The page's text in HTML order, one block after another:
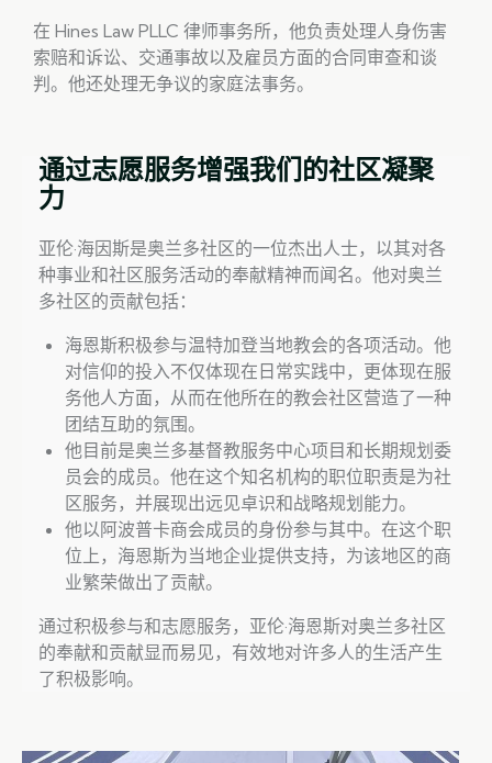
在 Hines Law PLLC 律师事务所，他负责处理人身伤害
索赔和诉讼、交通事故以及雇员方面的合同审查和谈
判。他还处理无争议的家庭法事务。
通过志愿服务增强我们的社区凝聚
力
亚伦·海因斯是奥兰多社区的一位杰出人士，以其对各
种事业和社区服务活动的奉献精神而闻名。他对奥兰
多社区的贡献包括：
海恩斯积极参与温特加登当地教会的各项活动。他
对信仰的投入不仅体现在日常实践中，更体现在服
务他人方面，从而在他所在的教会社区营造了一种
团结互助的氛围。
他目前是奥兰多基督教服务中心项目和长期规划委
员会的成员。他在这个知名机构的职位职责是为社
区服务，并展现出远见卓识和战略规划能力。
他以阿波普卡商会成员的身份参与其中。在这个职
位上，海恩斯为当地企业提供支持，为该地区的商
业繁荣做出了贡献。
通过积极参与和志愿服务，亚伦·海恩斯对奥兰多社区
的奉献和贡献显而易见，有效地对许多人的生活产生
了积极影响。